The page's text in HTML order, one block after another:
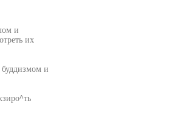
и
их
буддизмом и